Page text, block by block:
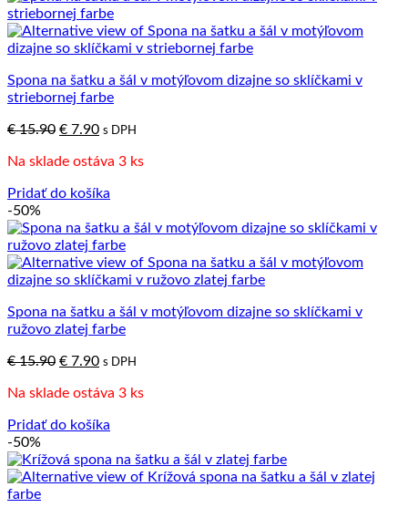
Spona na šatku a šál v motýľovom dizajne so sklíčkami v
striebornej farbe
€15.90 Pôvodná
bola:
€ 7.90Aktuálna
je:
s DPH
Na sklade ostáva 3 ks
Pridať do košíka
-50%
Spona na šatku a šál v motýľovom dizajne so sklíčkami v
ružovo zlatej farbe
€15.90 Pôvodná
bola:
€ 7.90Aktuálna
je:
s DPH
Na sklade ostáva 3 ks
Pridať do košíka
-50%